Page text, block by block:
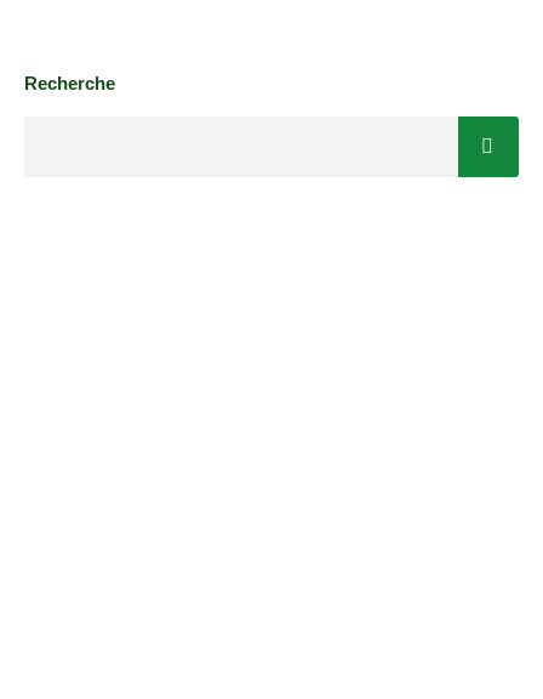
Recherche